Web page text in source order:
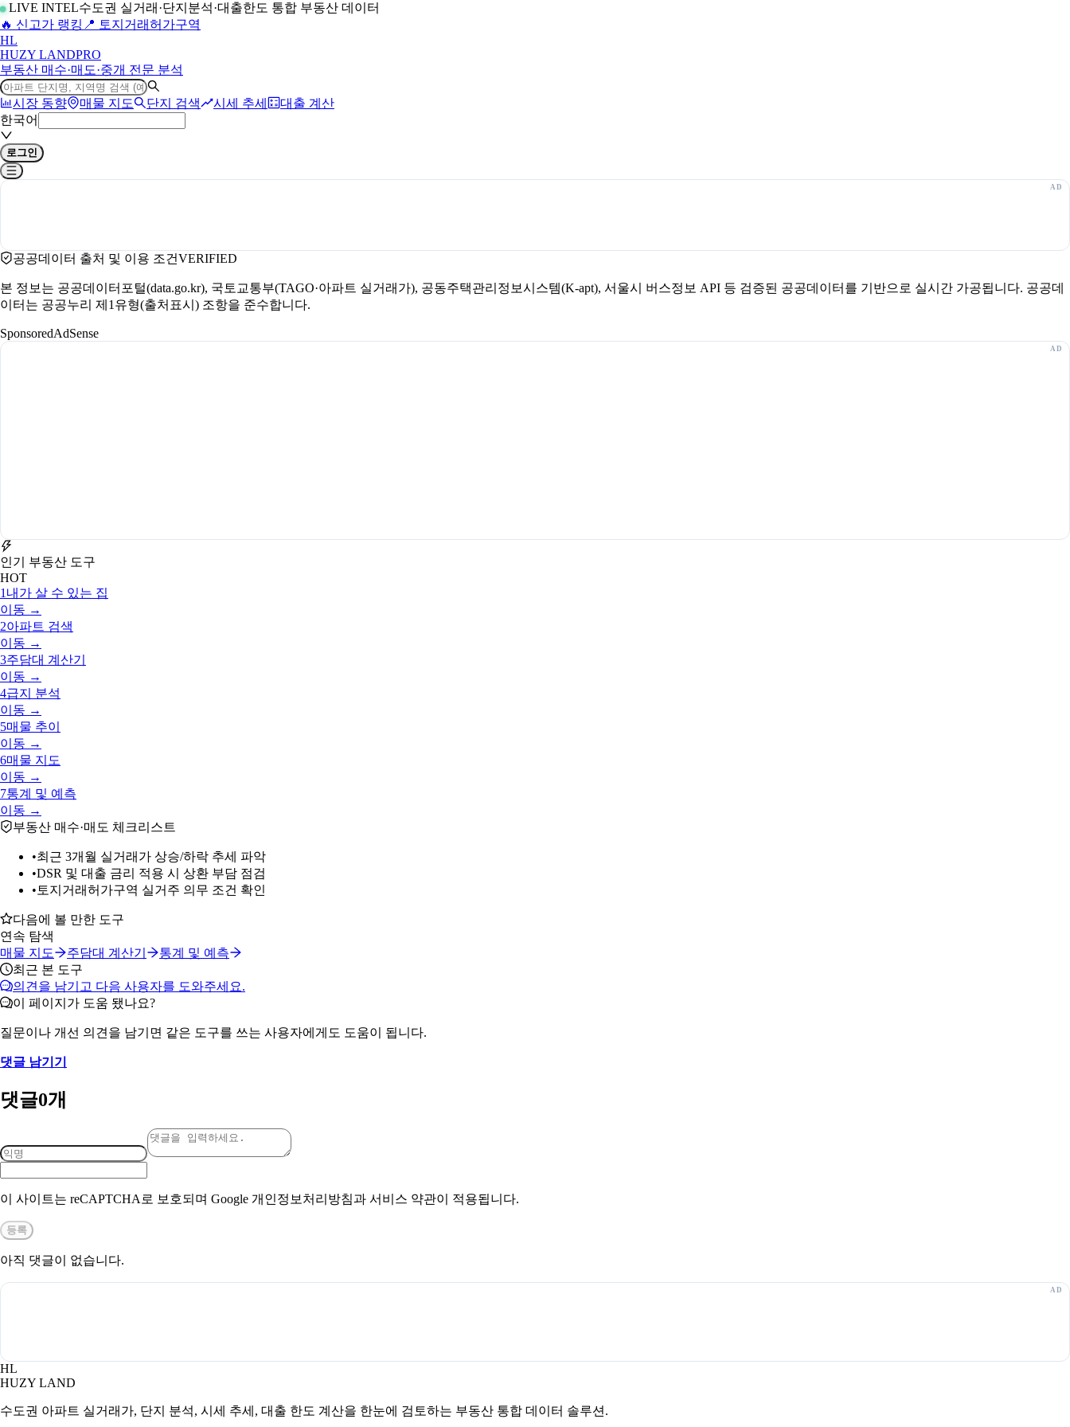
LIVE INTEL수도권 실거래·단지분석·대출한도 통합 부동산 데이터
🔥 신고가 랭킹 📍 토지거래허가구역
HL
HUZY LANDPRO
부동산 매수·매도·중개 전문 분석
시장 동향 매물 지도 단지 검색 시세 추세
대출 계산
한국어
로그인
공공데이터 출처 및 이용 조건VERIFIED
본 정보는 공공데이터포털(data.go.kr), 국토교통부(TAGO·아파트 실거래가), 공동주택관리정보시스템(K-apt), 서울시 버스정보 API 등 검증된 공공데이터를 기반으로 실시간 가공됩니다. 공공데
이터는 공공누리 제1유형(출처표시) 조항을 준수합니다.
SponsoredAdSense
인기 부동산 도구
HOT
1 내가 살 수 있는 집
이동 →
2아파트 검색
이동 →
3주담대 계산기
이동 →
4급지 분석
이동 →
5매물 추이
이동 →
6매물 지도
이동 →
7통계 및 예측
이동 →
부동산 매수·매도 체크리스트
•최근 3개월 실거래가 상승/하락 추세 파악
•DSR 및 대출 금리 적용 시 상환 부담 점검
• 토지거래허가구역 실거주 의무 조건 확인
다음에 볼 만한 도구
연속 탐색
매물 지도
주담대 계산기
통계 및 예측
최근 본 도구
의견을 남기고 다음 사용자를 도와주세요.
이 페이지가 도움 됐나요?
질문이나 개선 의견을 남기면 같은 도구를 쓰는 사용자에게도 도움이 됩니다.
댓글 남기기
댓글0개
이 사이트는 reCAPTCHA로 보호되며 Google 개인정보처리방침과 서비스 약관이 적용됩니다.
등록
아직 댓글이 없습니다.
HL
HUZY LAND
수도권 아파트 실거래가, 단지 분석, 시세 추세, 대출 한도 계산을 한눈에 검토하는 부동산 통합 데이터 솔루션.